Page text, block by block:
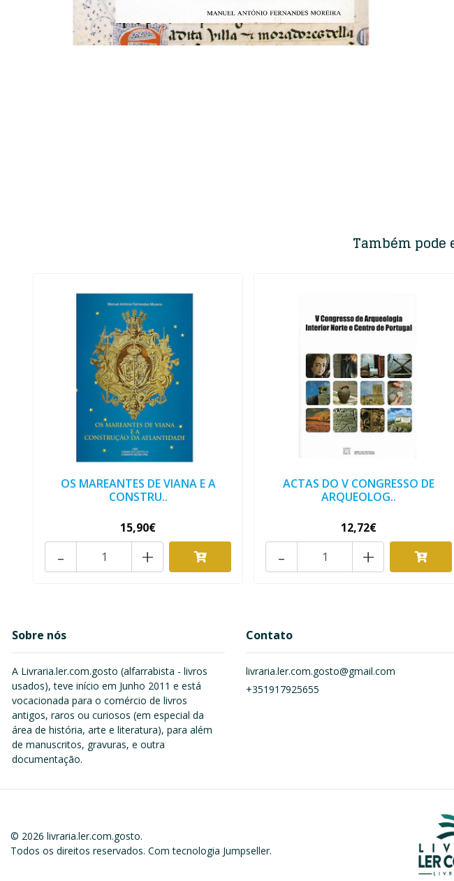
Também pode
OS MAREANTES DE VIANA E A
CONSTRU..
15,90€
+
-
ACTAS DO V CONGRESSO DE
ARQUEOLOG..
12,72€
+
-
Sobre nós
A Livraria.ler.com.gosto (alfarrabista - livros
usados), teve início em Junho 2011 e está
vocacionada para o comércio de livros
antigos, raros ou curiosos (em especial da
área de história, arte e literatura), para além
de manuscritos, gravuras, e outra
documentação.
Contato
livraria.ler.com.gosto@gmail.com
+351917925655
© 2026 livraria.ler.com.gosto.
Todos os direitos reservados. Com tecnologia Jumpseller.